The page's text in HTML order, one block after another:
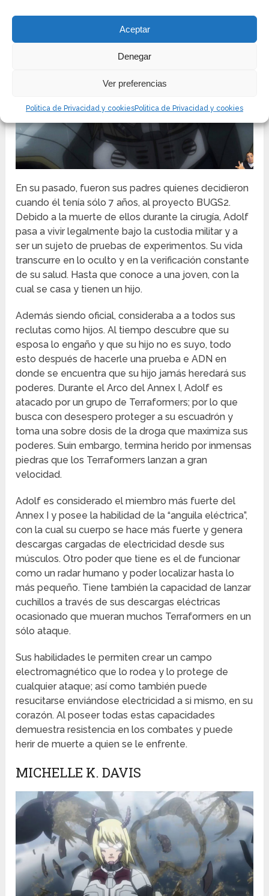
Aceptar
Denegar
Ver preferencias
Politica de Privacidad y cookiesPolitica de Privacidad y cookies
experimentación.
En su pasado, fueron sus padres quienes decidieron
cuando él tenía sólo 7 años, al proyecto BUGS2.
Debido a la muerte de ellos durante la cirugía, Adolf
pasa a vivir legalmente bajo la custodia militar y a
ser un sujeto de pruebas de experimentos. Su vida
transcurre en lo oculto y en la verificación constante
de su salud. Hasta que conoce a una joven, con la
cual se casa y tienen un hijo.
Además siendo oficial, consideraba a a todos sus
reclutas como hijos. Al tiempo descubre que su
esposa lo engaño y que su hijo no es suyo, todo
esto después de hacerle una prueba e ADN en
donde se encuentra que su hijo jamás heredará sus
poderes. Durante el Arco del Annex I, Adolf es
atacado por un grupo de Terraformers; por lo que
busca con desespero proteger a su escuadrón y
toma una sobre dosis de la droga que maximiza sus
poderes. Suin embargo, termina herido por inmensas
piedras que los Terraformers lanzan a gran
velocidad.
Adolf es considerado el miembro más fuerte del
Annex I y posee la habilidad de la “anguila eléctrica”,
con la cual su cuerpo se hace más fuerte y genera
descargas cargadas de electricidad desde sus
músculos. Otro poder que tiene es el de funcionar
como un radar humano y poder localizar hasta lo
más pequeño. Tiene también la capacidad de lanzar
cuchillos a través de sus descargas eléctricas
ocasionado que mueran muchos Terraformers en un
sólo ataque.
Sus habilidades le permiten crear un campo
electromagnético que lo rodea y lo protege de
cualquier ataque; así como también puede
resucitarse enviándose electricidad a si mismo, en su
corazón. Al poseer todas estas capacidades
demuestra resistencia en los combates y puede
herir de muerte a quien se le enfrente.
MICHELLE K. DAVIS